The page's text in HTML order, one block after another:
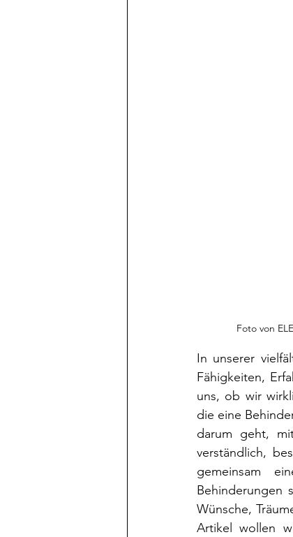
Foto von
In unserer
Fähigkeiten,
uns, ob wir
die eine
darum geht,
verständlich,
gemeinsam
Behinderungen
Wünsche,
Artikel wollen